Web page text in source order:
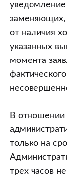
заменяющих,
от наличия
указанных
момента
В отношении
только на
трех часов